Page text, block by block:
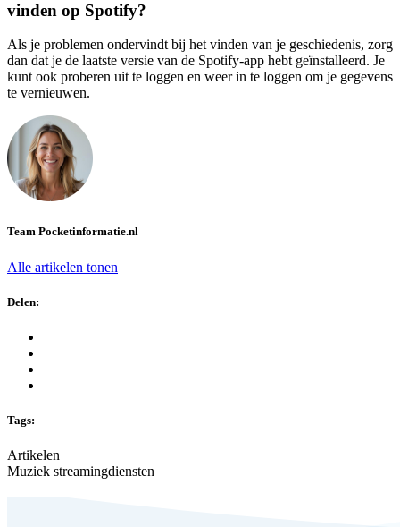
vinden op Spotify?
Als je problemen ondervindt bij het vinden van je geschiedenis, zorg
dan dat je de laatste versie van de Spotify-app hebt geïnstalleerd. Je
kunt ook proberen uit te loggen en weer in te loggen om je gegevens
te vernieuwen.
Team Pocketinformatie.nl
Alle artikelen tonen
Delen:
Tags:
Artikelen
Muziek streamingdiensten